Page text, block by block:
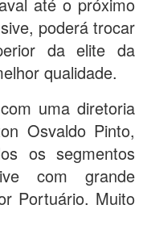
poderá trocar
da elite da
qualidade.
uma diretoria
Osvaldo Pinto,
os segmentos
com grande
Portuário. Muito